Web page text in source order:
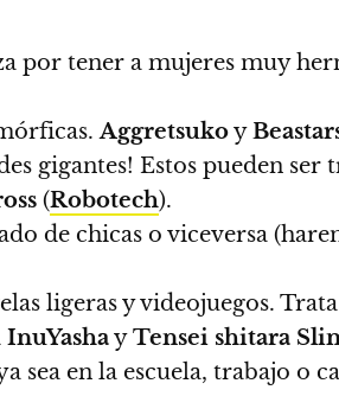
por tener a mujeres muy
Aggretsukoy
gigantes! Estos pueden
(Robotech).
de chicas o viceversa
ligeras y videojuegos.
InuYashayTensei shitara
sea en la escuela, trabajo o